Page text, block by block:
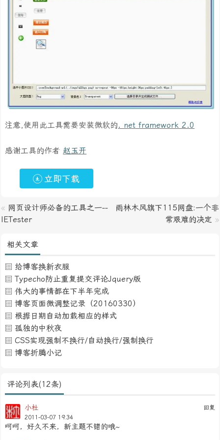
注意,使用此工具需要安装微软的. net framework 2.0
感谢工具的作者 赵玉开
立即下载
« 网页设计师必备的工具之一--
IETester
雨林木风旗下115网盘:一个非
常艰难的决定 »
相关文章
给博客换新衣服
Typecho防止重复提交评论Jquery版
伟大的事情都在下半年完成
博客页面微调整记录（20160330）
根据日期自动加载相应的样式
孤独的中秋夜
CSS实现强制不换行/自动换行/强制换行
博客折腾小记
评论列表(12条)
回复
小杜
2011-03-07 19:34
呵呵，好久不来，新主题不错的哦~